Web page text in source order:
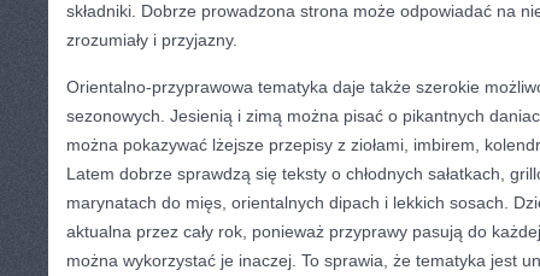
składniki. Dobrze prowadzona strona może odpowiadać na
zrozumiały i przyjazny.
Orientalno-przyprawowa tematyka daje także szerokie
sezonowych. Jesienią i zimą można pisać o pikantnych
można pokazywać lżejsze przepisy z ziołami, imbirem,
Latem dobrze sprawdzą się teksty o chłodnych sałatkach,
marynatach do mięs, orientalnych dipach i lekkich sosach.
aktualna przez cały rok, ponieważ przyprawy pasują do
można wykorzystać je inaczej. To sprawia, że tematyka jest